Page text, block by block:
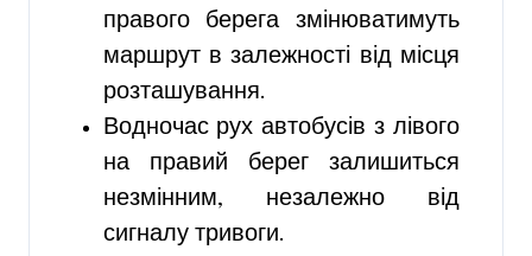
правого берега змінюватимуть
маршрут в залежності від місця
розташування.
Водночас рух автобусів з лівого
на правий берег залишиться
незмінним, незалежно від
сигналу тривоги.